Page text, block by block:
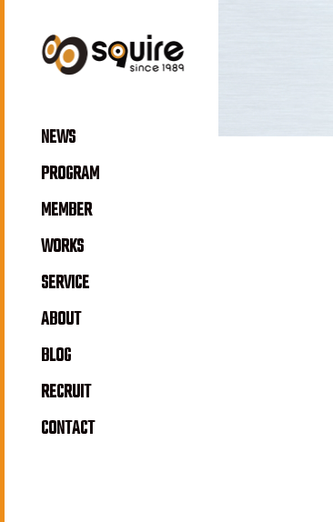
NEWS
PROGRAM
MEMBER
WORKS
SERVICE
ABOUT
BLOG
RECRUIT
CONTACT